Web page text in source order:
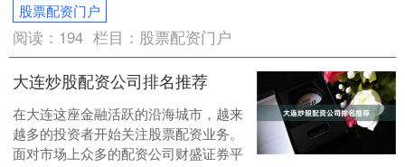
股票配资门户
阅读： 194 栏目： 股票配资门户
大连炒股配资公司排名推荐
在大连这座金融活跃的沿海城市，越来
越多的投资者开始关注股票配资业务。
面对市场上众多的配资公司财盛证券平